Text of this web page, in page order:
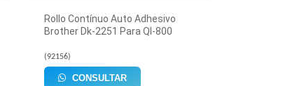
Rollo Contínuo Auto Adhesivo
Brother Dk-2251 Para Ql-800
(92156)
CONSULTAR